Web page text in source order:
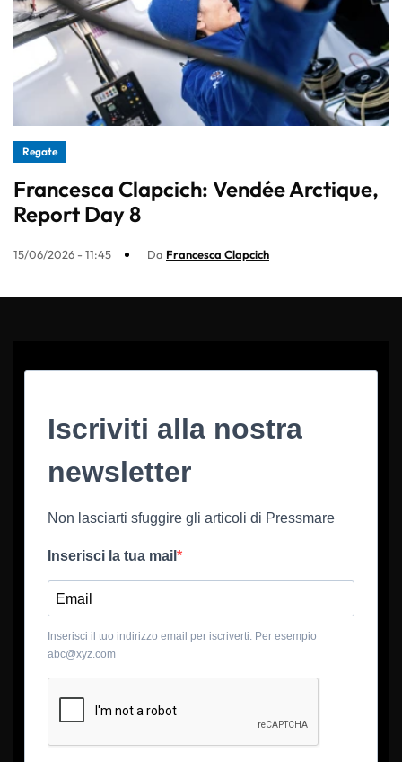
Regate
Francesca Clapcich: Vendée Arctique,
Report Day 8
15/06/2026 - 11:45 Da Francesca Clapcich
Iscriviti alla nostra
newsletter
Non lasciarti sfuggire gli articoli di Pressmare
Inserisci la tua mail
Inserisci il tuo indirizzo email per iscriverti. Per esempio
abc@xyz.com